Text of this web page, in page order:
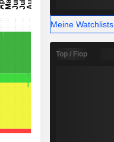
Meine Watchlists
Top / Flop